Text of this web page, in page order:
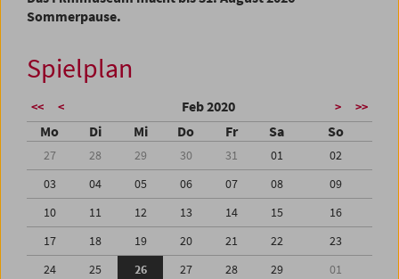
Sommerpause.
Spielplan
<< < Feb 2020 > >>
Mo Di Mi Do Fr Sa So
27 28 29 30 31 01
02
03
04 05 06 07 08
09
10
11 12 13 14 15
16
17
18 19 20 21 22
23
24
25 26 27 28 29
01